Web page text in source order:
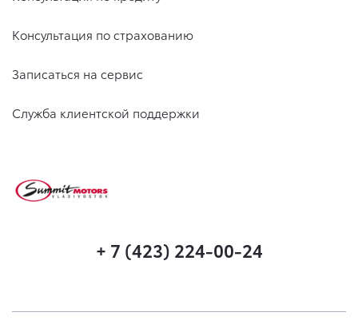
Консультация по страхованию
Записаться на сервис
Служба клиентской поддержки
+ 7 (423) 224-00-24